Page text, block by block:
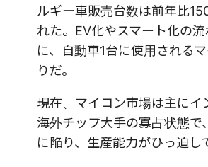
ルギー車販売台数は前年比
れた。EV化やスマート化の
に、自動車1台に使用される
りだ。
現在、マイコン市場は主に
海外チップ大手の寡占状態
に陥り、生産能力がひっ迫し